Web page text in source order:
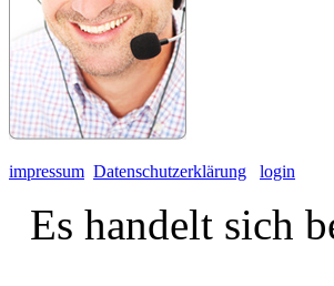
impressum Datenschutzerklärung login
Es handelt sich